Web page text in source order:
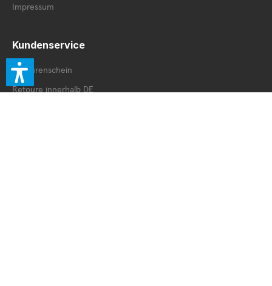
Impressum
Kundenservice
Retourenschein
Retoure innerhalb DE